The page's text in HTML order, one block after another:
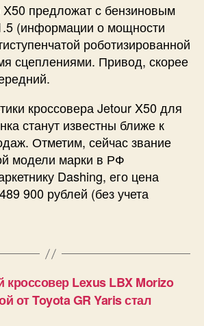
предложат с бензиновым
(информации о мощности
роботизированной
сцеплениями. Привод, скорее
кроссовера Jetour X50 для
станут известны ближе к
Отметим, сейчас звание
модели марки в РФ
Dashing, его цена
900 рублей (без учета
Lexus LBX Morizo
от Toyota GR Yaris стал